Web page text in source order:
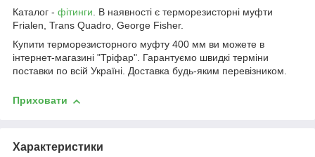
Каталог - фітинги. В наявності є терморезисторні муфти
Frialen, Trans Quadro, George Fisher.
Купити терморезисторного муфту 400 мм ви можете в
інтернет-магазині "Тріфар". Гарантуємо швидкі терміни
поставки по всій Україні. Доставка будь-яким перевізником.
Приховати
Характеристики